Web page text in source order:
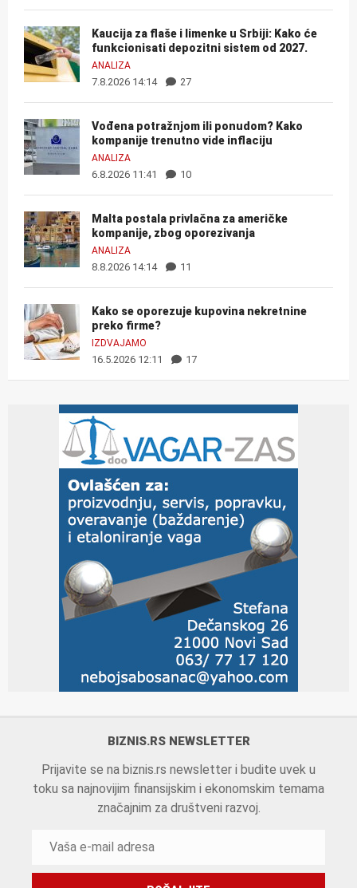
Kaucija za flaše i limenke u Srbiji: Kako će
funkcionisati depozitni sistem od 2027.
ANALIZA
7.8.2026 14:14 27
Vođena potražnjom ili ponudom? Kako
kompanije trenutno vide inflaciju
ANALIZA
6.8.2026 11:41 10
Malta postala privlačna za američke
kompanije, zbog oporezivanja
ANALIZA
8.8.2026 14:14 11
Kako se oporezuje kupovina nekretnine
preko firme?
IZDVAJAMO
16.5.2026 12:11 17
BIZNIS.RS NEWSLETTER
Prijavite se na biznis.rs newsletter i budite uvek u
toku sa najnovijim finansijskim i ekonomskim temama
značajnim za društveni razvoj.